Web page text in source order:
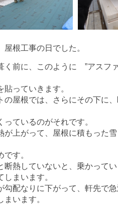
屋根工事の日でした。
く前に、このように ”アスフ
貼っていきます。
の屋根では、さらにその下に
っているのがそれです。
が上がって、屋根に積もった
です。
断熱していないと、乗かって
しまいます。
勾配なりに下がって、軒先で
まいます。